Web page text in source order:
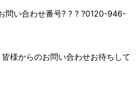
問い合わせ番号? ? ? ?0120-946-
様からのお問い合わせお待ちして